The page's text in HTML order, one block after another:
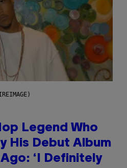
Legend Who
His Debut Album
‘I Definitely